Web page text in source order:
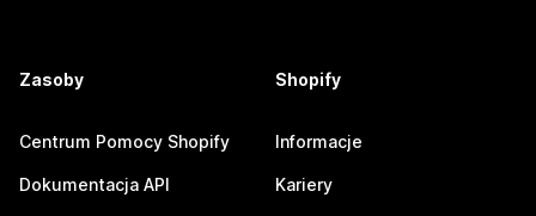
Zasoby
Centrum Pomocy Shopify
Dokumentacja API
Shopify
Informacje
Kariery